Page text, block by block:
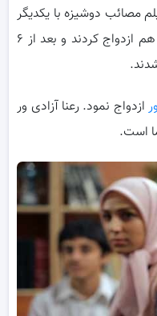
مصائب دوشیزه با یکدیگر
همبازی بوده اند آنها در اسفند ۸۹ با هم ازدواج کردند و بعد از ۶
ازدواج نمود. رعنا آزادی ور
است.